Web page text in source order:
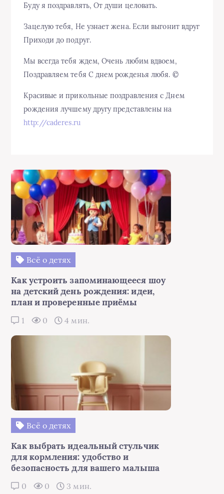
Буду я поздравлять, От души целовать.
Зацелую тебя, Не узнает жена. Если выгонит вдруг
Приходи до подруг.
Мы всегда тебя ждем, Очень любим вдвоем,
Поздравляем тебя С днем рожденья любя. ©
Красивые и прикольные поздравления с Днем
рождения лучшему другу представлены на
http://caderes.ru
Всё о детях
Как устроить запоминающееся шоу
на детский день рождения: идеи,
план и проверенные приёмы
1 0 4 мин.
Всё о детях
Как выбрать идеальный стульчик
для кормления: удобство и
безопасность для вашего малыша
0 0 3 мин.